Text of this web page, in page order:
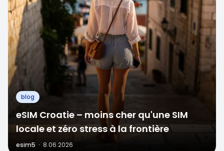
blog
eSIM Croatie – moins cher qu'une SIM
locale et zéro stress à la frontière
esim5 · 8.06.2026